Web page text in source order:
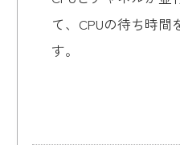
て、CPUの待ち時間
す。